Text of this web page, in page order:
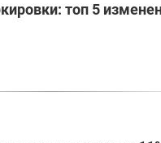
топ 5